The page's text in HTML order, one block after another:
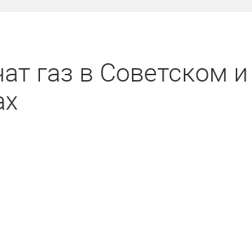
газ в Советском и